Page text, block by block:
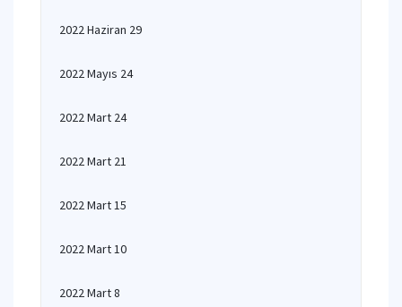
2022 Haziran 29
2022 Mayıs 24
2022 Mart 24
2022 Mart 21
2022 Mart 15
2022 Mart 10
2022 Mart 8